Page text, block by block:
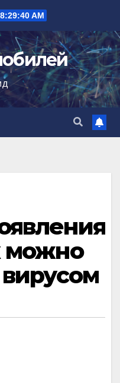
8:29:41 AM
можно
вирусом